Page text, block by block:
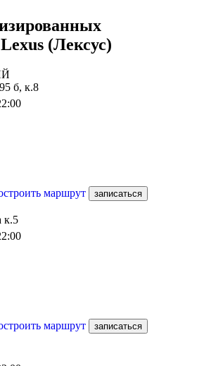
(Лексус)
б, к.8
маршрут записаться
к.5
маршрут записаться